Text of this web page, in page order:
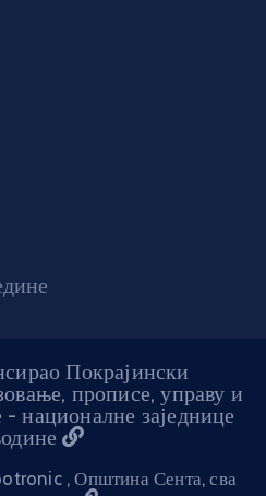
Покрајински
прописе, управу и
националне заједнице
, Општина Сента, сва